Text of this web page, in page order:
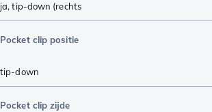
ja, tip-down (rechts
Pocket clip positie
tip-down
Pocket clip zijde